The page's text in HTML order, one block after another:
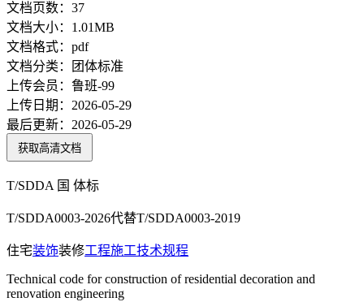
文档页数： 37
文档大小： 1.01MB
文档格式： pdf
文档分类：
团体标准
上传会员： 鲁班-99
上传日期： 2026-05-29
最后更新： 2026-05-29
获取高清文档
T/SDDA 国 体标
T/SDDA0003-2026代替T/SDDA0003-2019
住宅装饰装修工程施工技术规程
Technical code for construction of residential decoration and
renovation engineering